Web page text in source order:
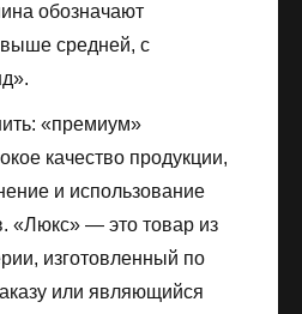
обозначают
средней, с
«премиум»
качество продукции,
и использование
«Люкс» — это товар из
изготовленный по
или являющийся